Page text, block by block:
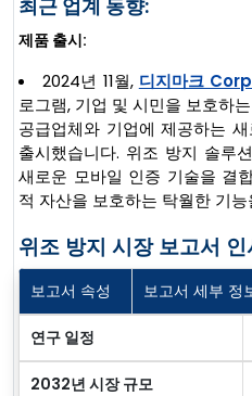
최근 업계 동향:
제품 출시:
2024년 11월, 디지마크
로그램, 기업 및 시민을 보호하
공급업체와 기업에 제공하는
출시했습니다. 위조 방지 솔루
새로운 모바일 인증 기술을 결
적 자산을 보호하는 탁월한 기
위조 방지 시장 보고서
보고서 속성 보고서 세부 정
연구 일정
2032년 시장 규모